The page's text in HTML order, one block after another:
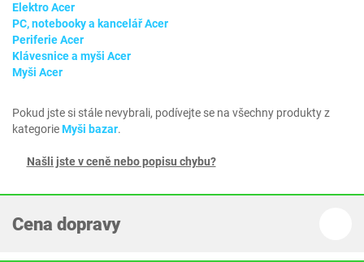
Elektro Acer
PC, notebooky a kancelář Acer
Periferie Acer
Klávesnice a myši Acer
Myši Acer
Pokud jste si stále nevybrali, podívejte se na všechny produkty z
kategorieMyši bazar.
Našli jste v ceně nebo popisu chybu?
Cena dopravy